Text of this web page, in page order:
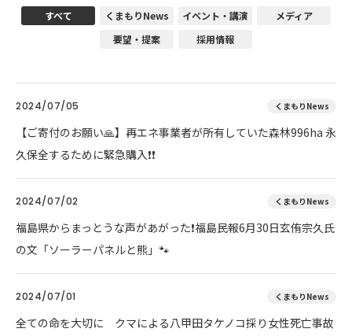
すべて くまもりNews イベント・講演
メディア
要望・提案
採用情報
2024/07/05 くまもりNews
【ご寄付のお願い🙏】再エネ事業者が所有していた森林996ha 永
久保全するために緊急購入❗❗
2024/07/02 くまもりNews
福島県からまっとうな声があがった❗福島民報6月30日玄侑宗久氏
の文「ソーラーパネルと熊」🐾
2024/07/01 くまもりNews
全ての命を大切に クマによる八甲田タケノコ採り女性死亡事故